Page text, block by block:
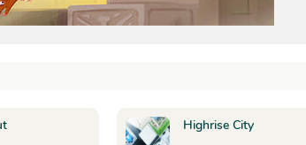
Highrise City